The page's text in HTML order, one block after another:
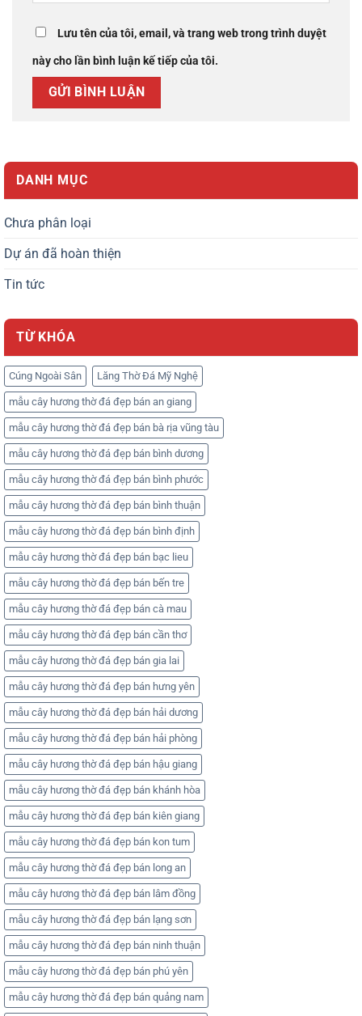
DANH MỤC
Chưa phân loại
Dự án đã hoàn thiện
Tin tức
TỪ KHÓA
Cúng Ngoài Sân Lăng Thờ Đá Mỹ Nghệ
mẫu cây hương thờ đá đẹp bán an giang
mẫu cây hương thờ đá đẹp bán bà rịa vũng tàu
mẫu cây hương thờ đá đẹp bán bình dương
mẫu cây hương thờ đá đẹp bán bình phước
mẫu cây hương thờ đá đẹp bán bình thuận
mẫu cây hương thờ đá đẹp bán bình định
mẫu cây hương thờ đá đẹp bán bạc lieu
mẫu cây hương thờ đá đẹp bán bến tre
mẫu cây hương thờ đá đẹp bán cà mau
mẫu cây hương thờ đá đẹp bán cần thơ
mẫu cây hương thờ đá đẹp bán gia lai
mẫu cây hương thờ đá đẹp bán hưng yên
mẫu cây hương thờ đá đẹp bán hải dương
mẫu cây hương thờ đá đẹp bán hải phòng
mẫu cây hương thờ đá đẹp bán hậu giang
mẫu cây hương thờ đá đẹp bán khánh hòa
mẫu cây hương thờ đá đẹp bán kiên giang
mẫu cây hương thờ đá đẹp bán kon tum
mẫu cây hương thờ đá đẹp bán long an
mẫu cây hương thờ đá đẹp bán lâm đồng
mẫu cây hương thờ đá đẹp bán lạng sơn
mẫu cây hương thờ đá đẹp bán ninh thuận
mẫu cây hương thờ đá đẹp bán phú yên
mẫu cây hương thờ đá đẹp bán quảng nam
Lưu tên của tôi, email, và trang web trong trình duyệt
này cho lần bình luận kế tiếp của tôi.